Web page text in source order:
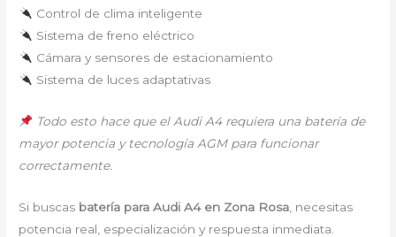
Control de clima inteligente
Sistema de freno eléctrico
Cámara y sensores de estacionamiento
Sistema de luces adaptativas
Todo esto hace que el Audi A4 requiera una batería de
mayor potencia y tecnología AGM para funcionar
correctamente.
Si buscas batería para Audi A4 en Zona Rosa , necesitas
potencia real, especialización y respuesta inmediata.